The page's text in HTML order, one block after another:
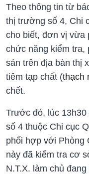
Theo thông tin từ
thị trường số 4, Chi
cho biết, đơn vị
chức năng kiểm tra,
sản trên địa bàn thị
tiêm tạp chất (thạch
chết.
Trước đó, lúc
số 4 thuộc Chi cục
phối hợp với Phòng
này đã kiểm tra cơ
N.T.X. làm chủ